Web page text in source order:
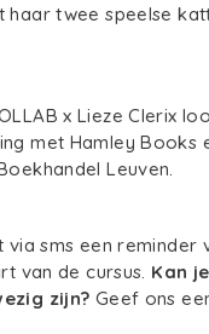
haar twee speelse
x Lieze Clerix
met Hamley Books
Leuven.
via sms een reminder
van de cursus. Kan
zijn? Geef ons